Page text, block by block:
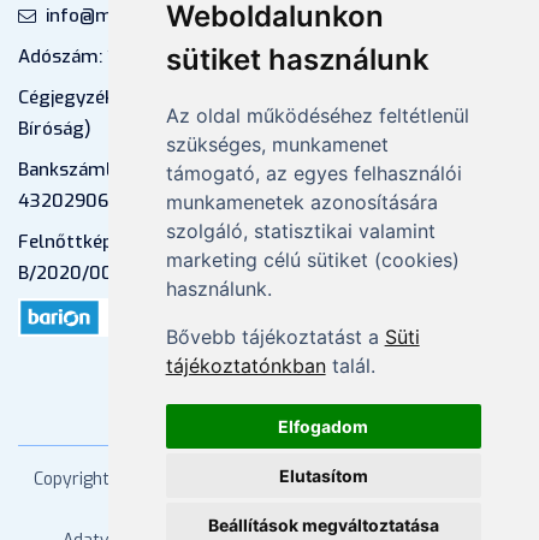
Weboldalunkon
sütiket használunk
Az oldal működéséhez feltétlenül
szükséges, munkamenet
támogató, az egyes felhasználói
munkamenetek azonosítására
szolgáló, statisztikai valamint
marketing célú sütiket (cookies)
használunk.
Bővebb tájékoztatást a Süti
tájékoztatónkbantalál.
Elfogadom
Elutasítom
Beállítások megváltoztatása
info@mprx.hu
Adószám: 13598145-2-41
Cégjegyzékszám: 01-09-883770 (Fővárosi
Bíróság)
Bankszámlaszám: CIB Bank, 10700581-
43202906-51100005
Felnőttképzési nyilvántartási szám:
B/2020/000053
Copyright 2026 Mprx. Minden jog fenntartva